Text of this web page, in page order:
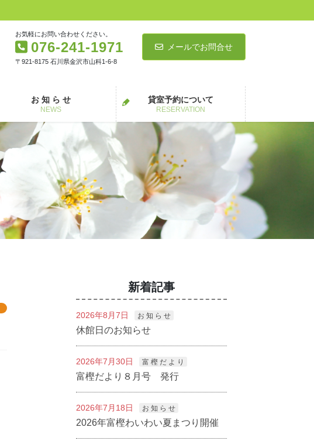
お気軽にお問い合わせください。
076-241-1971
〒921-8175 石川県金沢市山科1-6-8
メールでお問合せ
お 知 ら せ
NEWS
貸室予約について
RESERVATION
新着記事
2026年8月7日 お 知 ら せ
休館日のお知らせ
2026年7月30日 富 樫 だ よ り
富樫だより８月号 発行
2026年7月18日 お 知 ら せ
2026年富樫わいわい夏まつり開催